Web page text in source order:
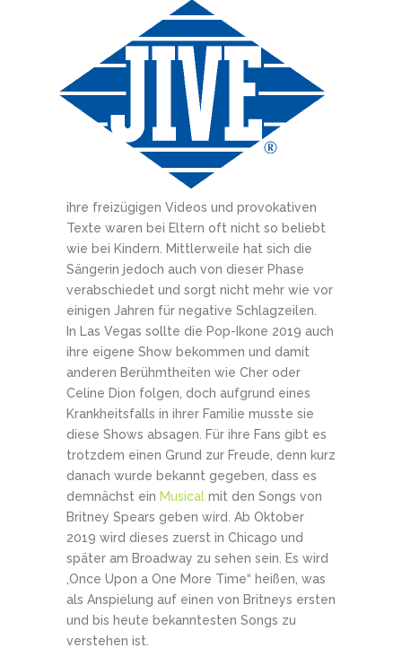
ihre freizügigen Videos und provokativen
Texte waren bei Eltern oft nicht so beliebt
wie bei Kindern. Mittlerweile hat sich die
Sängerin jedoch auch von dieser Phase
verabschiedet und sorgt nicht mehr wie vor
einigen Jahren für negative Schlagzeilen.
In Las Vegas sollte die Pop-Ikone 2019 auch
ihre eigene Show bekommen und damit
anderen Berühmtheiten wie Cher oder
Celine Dion folgen, doch aufgrund eines
Krankheitsfalls in ihrer Familie musste sie
diese Shows absagen. Für ihre Fans gibt es
trotzdem einen Grund zur Freude, denn kurz
danach wurde bekannt gegeben, dass es
demnächst ein Musical mit den Songs von
Britney Spears geben wird. Ab Oktober
2019 wird dieses zuerst in Chicago und
später am Broadway zu sehen sein. Es wird
‚Once Upon a One More Time“ heißen, was
als Anspielung auf einen von Britneys ersten
und bis heute bekanntesten Songs zu
verstehen ist.